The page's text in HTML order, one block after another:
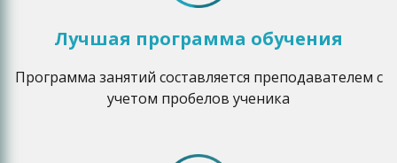
Лучшая программа обучения
Программа занятий составляется преподавателем с
учетом пробелов ученика